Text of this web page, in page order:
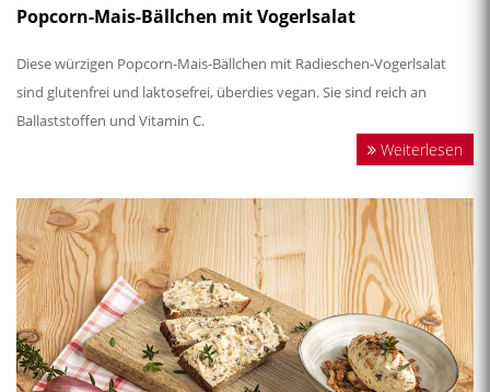
Popcorn-Mais-Bällchen mit Vogerlsalat
Diese würzigen Popcorn-Mais-Bällchen mit Radieschen-Vogerlsalat
sind glutenfrei und laktosefrei, überdies vegan. Sie sind reich an
Ballaststoffen und Vitamin C.
Weiterlesen